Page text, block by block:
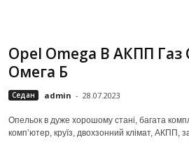
Opel Omega B АКПП
Омега Б
Седан admin - 28.07.2023
Опельок в дуже хорошому стані, багата
компʼютер, круїз, двохзонний клімат, АКПП,